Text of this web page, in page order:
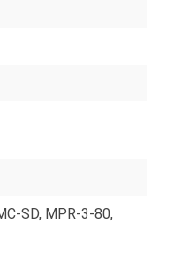
SD, MPR-3-80,